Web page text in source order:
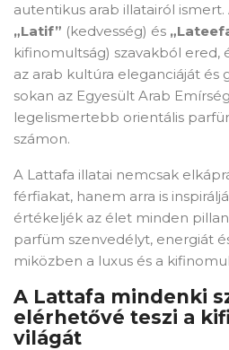
autentikus arab illatairól
„Latif” (kedvesség) és
kifinomultság) szavakból ered,
az arab kultúra eleganciáját és
sokan az Egyesült Arab
legelismertebb orientális
számon.
A Lattafa illatai nemcsak
férfiakat, hanem arra is
értékeljék az élet minden
parfüm szenvedélyt, energiát
miközben a luxus és a
A Lattafa mindenki
elérhetővé teszi a
világát